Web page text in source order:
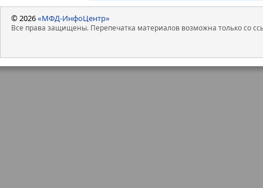
© 2026«МФД-ИнфоЦентр»
Все права защищены. Перепечатка материалов возможна только со